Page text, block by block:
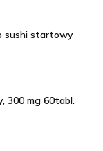
sushi startowy
300 mg 60tabl.